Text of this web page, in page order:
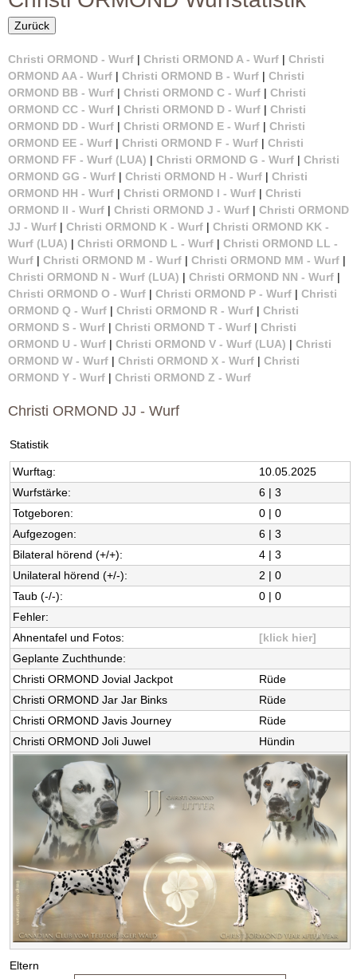
i
O
R
M
O
N
D
D
a
l
m
a
t
i
n
e
r
-
F
C
I
|
V
Z
u
c
h
m
u
l
a
r
Zurück
Christi ORMOND - Wurf | Christi ORMOND A - Wurf | Christi
ORMOND AA - Wurf | Christi ORMOND B - Wurf | Christi
ORMOND BB - Wurf | Christi ORMOND C - Wurf | Christi
ORMOND CC - Wurf | Christi ORMOND D - Wurf | Christi
ORMOND DD - Wurf | Christi ORMOND E - Wurf | Christi
ORMOND EE - Wurf | Christi ORMOND F - Wurf | Christi
ORMOND FF - Wurf (LUA) | Christi ORMOND G - Wurf | Christi
ORMOND GG - Wurf | Christi ORMOND H - Wurf | Christi
ORMOND HH - Wurf | Christi ORMOND I - Wurf | Christi
ORMOND II - Wurf | Christi ORMOND J - Wurf | Christi ORMOND
JJ - Wurf | Christi ORMOND K - Wurf | Christi ORMOND KK -
Wurf (LUA) | Christi ORMOND L - Wurf | Christi ORMOND LL -
Wurf | Christi ORMOND M - Wurf | Christi ORMOND MM - Wurf |
Christi ORMOND N - Wurf (LUA) | Christi ORMOND NN - Wurf |
Christi ORMOND O - Wurf | Christi ORMOND P - Wurf | Christi
ORMOND Q - Wurf | Christi ORMOND R - Wurf | Christi
ORMOND S - Wurf | Christi ORMOND T - Wurf | Christi
ORMOND U - Wurf | Christi ORMOND V - Wurf (LUA) | Christi
ORMOND W - Wurf | Christi ORMOND X - Wurf | Christi
ORMOND Y - Wurf | Christi ORMOND Z - Wurf
Christi ORMOND JJ - Wurf
Statistik
Wurftag:
10.05.2025
Wurfstärke:
6 | 3
Totgeboren:
0 | 0
Aufgezogen:
6 | 3
Bilateral hörend (+/+):
4 | 3
Unilateral hörend (+/-):
2 | 0
Taub (-/-):
0 | 0
Fehler:
Ahnentafel und Fotos:
[klick hier]
Geplante Zuchthunde:
Christi ORMOND Jovial Jackpot
Rüde
Christi ORMOND Jar Jar Binks
Rüde
Christi ORMOND Javis Journey
Rüde
Christi ORMOND Joli Juwel
Hündin
Eltern